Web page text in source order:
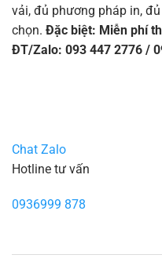
vải, đủ phương pháp in,
chọn. Đặc biệt: Miễn phí
ĐT/Zalo: 093 447 2776 /
Chat Zalo
Hotline tư vấn
0936999 878